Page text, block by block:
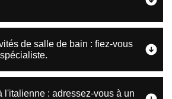
de salle de bain : fiez-vous
l'italienne : adressez-vous à un